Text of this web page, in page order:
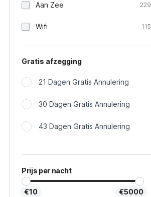
Aan Zee 229
Wifi 115
Gratis afzegging
21 Dagen Gratis Annulering
30 Dagen Gratis Annulering
43 Dagen Gratis Annulering
Prijs per nacht
€10 €5000